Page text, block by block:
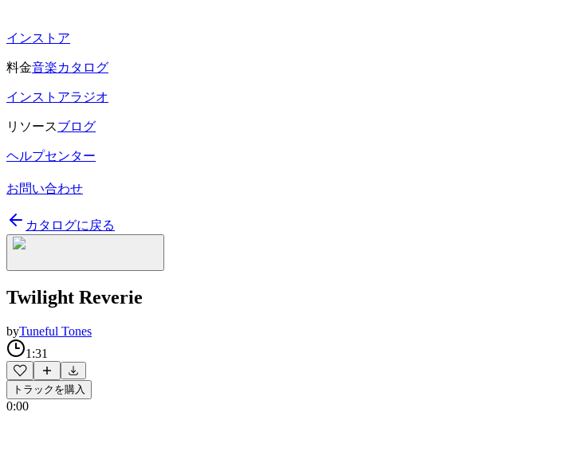
インストア
料金音楽カタログ
インストアラジオ
リソースブログ
ヘルプセンター
お問い合わせ
カタログに戻る
Twilight Reverie
byTuneful Tones
1:31
トラックを購入
0:00